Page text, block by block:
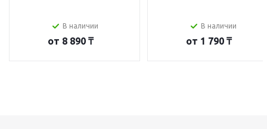
В наличии
от 8 890 ₸
В наличии
от 1 790 ₸